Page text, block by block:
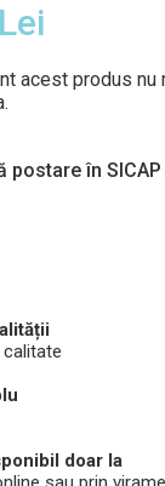
Lei
acest produs
postare în SICAP
doar la